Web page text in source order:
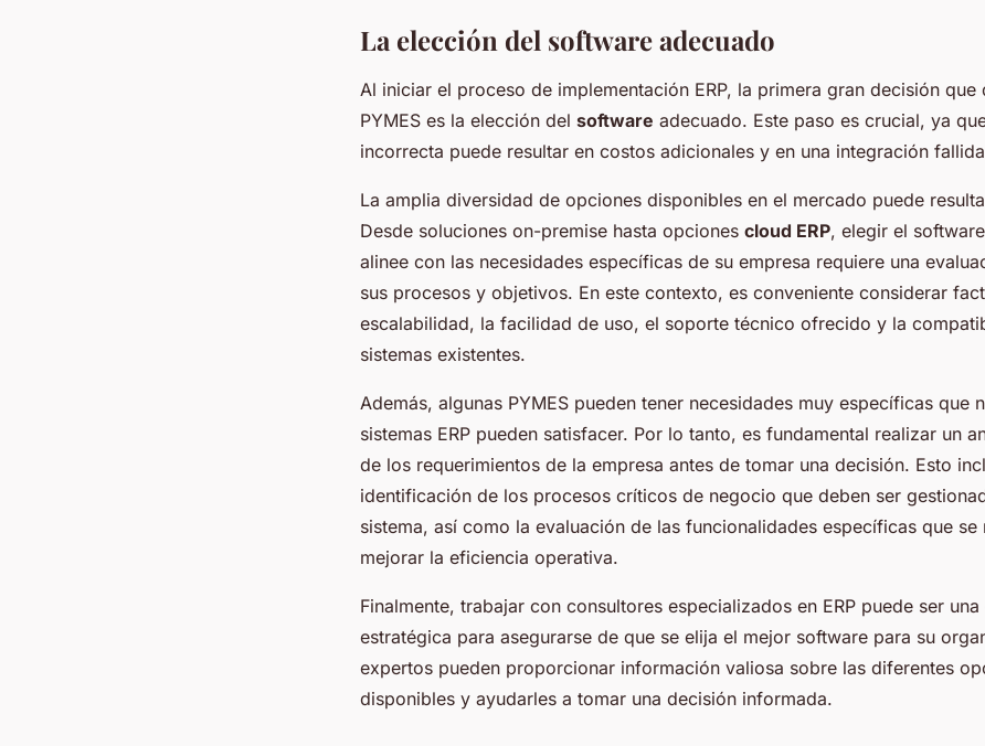
La elección del software adecuado
Al iniciar el proceso de implementación ERP, la primera gran decisión que
PYMES es la elección del software adecuado. Este paso es crucial, ya
incorrecta puede resultar en costos adicionales y en una integración
La amplia diversidad de opciones disponibles en el mercado puede
Desde soluciones on-premise hasta opciones cloud ERP, elegir el
alinee con las necesidades específicas de su empresa requiere una
sus procesos y objetivos. En este contexto, es conveniente considerar
escalabilidad, la facilidad de uso, el soporte técnico ofrecido y la
sistemas existentes.
Además, algunas PYMES pueden tener necesidades muy específicas que
sistemas ERP pueden satisfacer. Por lo tanto, es fundamental realizar un
de los requerimientos de la empresa antes de tomar una decisión. Esto
identificación de los procesos críticos de negocio que deben ser
sistema, así como la evaluación de las funcionalidades específicas que se
mejorar la eficiencia operativa.
Finalmente, trabajar con consultores especializados en ERP puede ser
estratégica para asegurarse de que se elija el mejor software para su
expertos pueden proporcionar información valiosa sobre las diferentes
disponibles y ayudarles a tomar una decisión informada.